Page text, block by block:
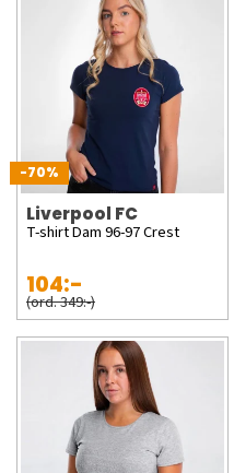
-70%
Liverpool FC
T-shirt Dam 96-97 Crest
104:-
(ord. 349:-)